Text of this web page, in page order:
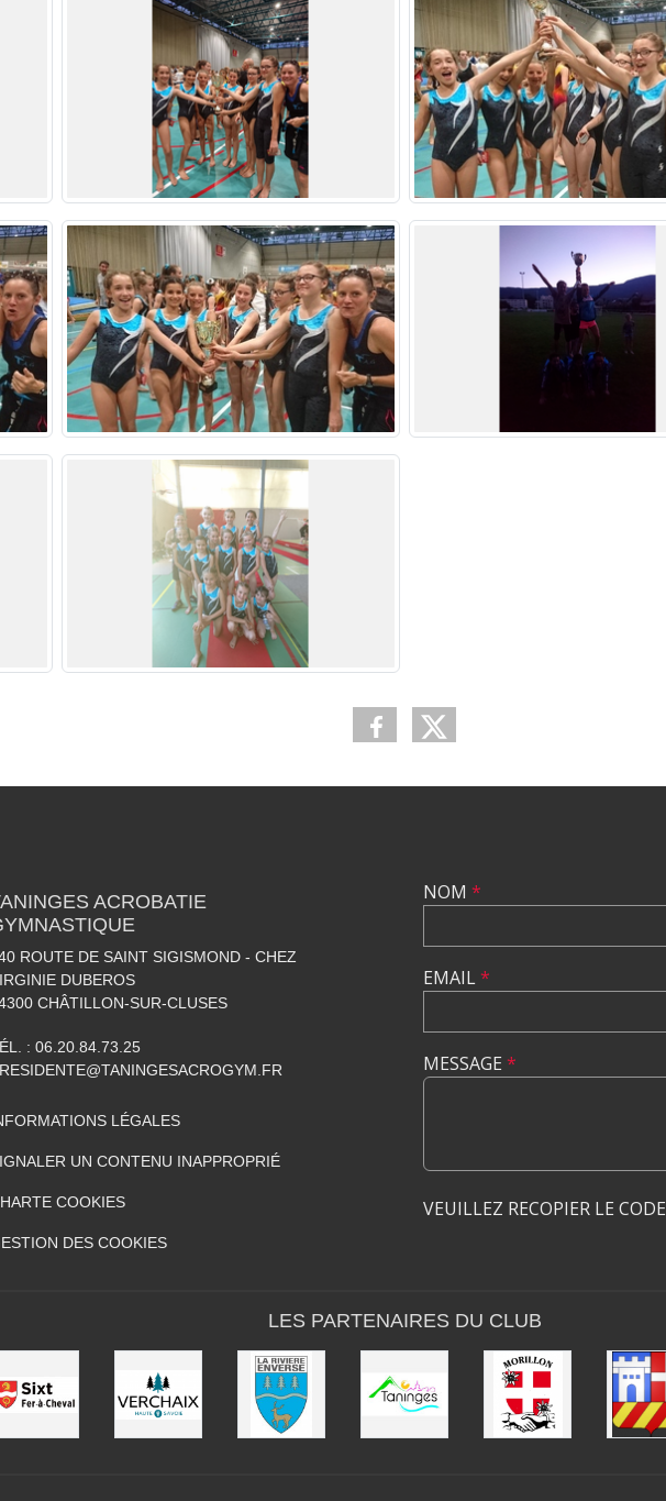
ACROBATIE
ROUTE DE SAINT SIGISMOND - CHEZ
DUBEROS
CHÂTILLON-SUR-CLUSES
: 06.20.84.73.25
LÉGALES
UN CONTENU INAPPROPRIÉ
COOKIES
DES COOKIES
NOM *
EMAIL*
MESSAGE *
VEUILLEZ RECOPIER LE CODE
LES PARTENAIRES DU CLUB